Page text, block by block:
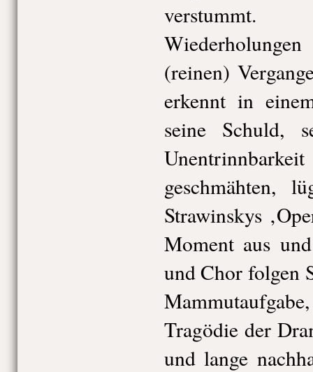
verstummt.
(reinen)
erkennt in
seine Schuld,
geschmähten,
Strawinskys
Moment aus
und Chor folgen
Tragödie der
und lange